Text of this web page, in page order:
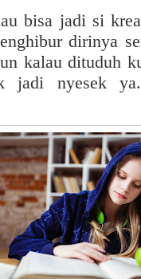
bisa jadi si
dirinya
kalau dituduh
jadi nyesek